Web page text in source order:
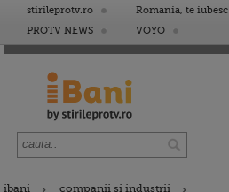
stirileprotv.ro Romania, te iubesc
PROTV NEWS
VOYO
ibani
companii si industrii